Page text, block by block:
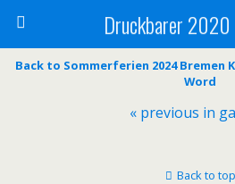
Druckbarer 2020
Back to Sommerferien 2024 Bremen
Word
« previous in
Back to top